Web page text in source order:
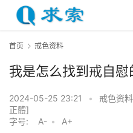
首页 戒色资料
我是怎么找到戒自慰
2024-05-25 23:21 • 戒色资料
正體]
字号:
A- • A+